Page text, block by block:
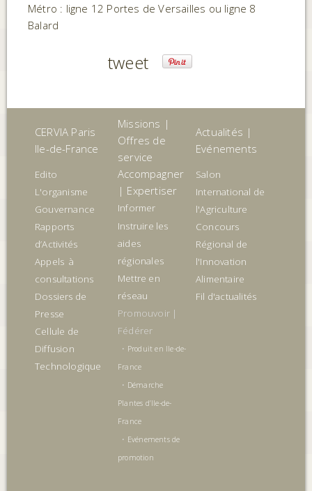
Métro : ligne 12 Portes de Versailles ou ligne 8
Balard
tweet
CERVIA Paris
Ile-de-France
Missions |
Offres de
service
Actualités |
Evénements
Edito
L'organisme
Gouvernance
Rapports
d’Activités
Appels à
consultations
Dossiers de
Presse
Cellule de
Diffusion
Technologique
Accompagner
| Expertiser
Informer
Instruire les
aides
régionales
Mettre en
réseau
Promouvoir |
Fédérer
• Produit en Ile-de-
France
• Démarche
Plantes d’Ile-de-
France
• Evénements de
promotion
Salon
International de
l'Agriculture
Concours
Régional de
l'Innovation
Alimentaire
Fil d'actualités